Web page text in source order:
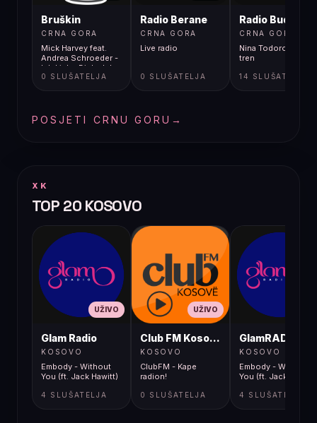
Bruškin
CRNA GORA
Mick Harvey feat.
Andrea Schroeder -
Ich Liebe Dich...Ich
Dich Auch Nicht
0 SLUŠATELJA
Radio Berane
CRNA GORA
Live radio
0 SLUŠATELJA
Radio Budva
CRNA GORA
Nina Todorovic -
tren
14 SLUŠATELJA
POSJETI CRNU GORU →
XK
TOP 20 KOSOVO
UŽIVO
Glam Radio
KOSOVO
Embody - Without
You (ft. Jack Hawitt)
4 SLUŠATELJA
UŽIVO
Club FM Kosovë
KOSOVO
ClubFM - Kape
radion!
0 SLUŠATELJA
GlamRADIO
KOSOVO
Embody - Without
You (ft. Jack Hawitt)
4 SLUŠATELJA